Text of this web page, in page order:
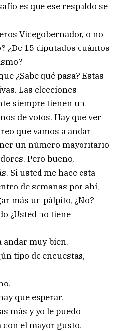
es que ese respaldo se
Vicegobernador, o no
¿De 15 diputados cuántos
¿Sabe qué pasa? Estas
Las elecciones
siempre tienen un
de votos. Hay que ver
que vamos a andar
un número mayoritario
Pero bueno,
Si usted me hace esta
de semanas por ahí,
más un pálpito, ¿No?
¿Usted no tiene
andar muy bien.
tipo de encuestas,
que esperar.
más y yo le puedo
el mayor gusto.